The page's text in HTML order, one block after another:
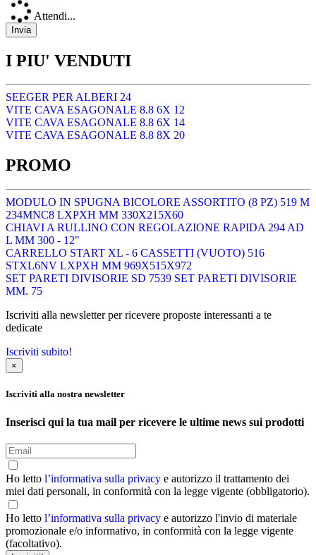
Attendi...
I PIU' VENDUTI
SEEGER PER ALBERI 24
VITE CAVA ESAGONALE 8.8 6X 12
VITE CAVA ESAGONALE 8.8 6X 14
VITE CAVA ESAGONALE 8.8 8X 20
PROMO
MODULO IN SPUGNA BICOLORE ASSORTITO (8 PZ) 519 M
234MNC8 LXPXH MM 330X215X60
CHIAVI A RULLINO CON REGOLAZIONE RAPIDA 294 AD
L MM 300 - 12"
CARRELLO START XL - 6 CASSETTI (VUOTO) 516
STXL6NV LXPXH MM 969X515X972
SET PARETI DIVISORIE SD 7539 SET PARETI DIVISORIE
MM. 75
Iscriviti alla newsletter per ricevere proposte interessanti a te
dedicate
Iscriviti subito!
×
Iscriviti alla nostra newsletter
Inserisci qui la tua mail per ricevere le ultime news sui prodotti
Ho letto l’informativa sulla privacy e autorizzo il trattamento dei
miei dati personali, in conformità con la legge vigente (obbligatorio).
Ho letto l’informativa sulla privacy e autorizzo l'invio di materiale
promozionale e/o informativo, in conformità con la legge vigente
(facoltativo).